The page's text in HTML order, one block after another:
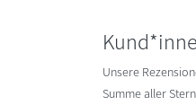
Unsere
Summe aller